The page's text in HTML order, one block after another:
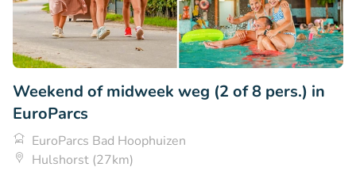
Weekend of midweek weg (2 of 8 pers.) in
EuroParcs
EuroParcs Bad Hoophuizen
Hulshorst (27km)